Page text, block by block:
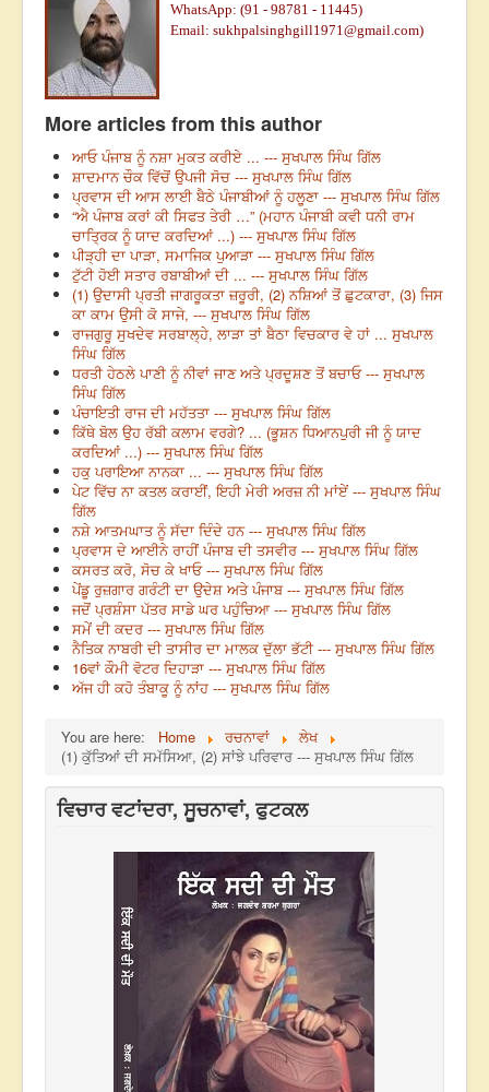
WhatsApp: (91 - 98781 - 11445)
Email: sukhpalsinghgill1971@gmail.com)
More articles from this author
ਆਓ ਪੰਜਾਬ ਨੂੰ ਨਸ਼ਾ ਮੁਕਤ ਕਰੀਏ ... --- ਸੁਖਪਾਲ ਸਿੰਘ ਗਿੱਲ
ਸ਼ਾਦਮਾਨ ਚੌਕ ਵਿੱਚੋਂ ਉਪਜੀ ਸੋਚ --- ਸੁਖਪਾਲ ਸਿੰਘ ਗਿੱਲ
ਪ੍ਰਵਾਸ ਦੀ ਆਸ ਲਾਈ ਬੈਠੇ ਪੰਜਾਬੀਆਂ ਨੂੰ ਹਲੂਣਾ --- ਸੁਖਪਾਲ ਸਿੰਘ ਗਿੱਲ
“ਐ ਪੰਜਾਬ ਕਰਾਂ ਕੀ ਸਿਫਤ ਤੇਰੀ …” (ਮਹਾਨ ਪੰਜਾਬੀ ਕਵੀ ਧਨੀ ਰਾਮ
ਚਾਤ੍ਰਿਕ ਨੂੰ ਯਾਦ ਕਰਦਿਆਂ ...) --- ਸੁਖਪਾਲ ਸਿੰਘ ਗਿੱਲ
ਪੀੜ੍ਹੀ ਦਾ ਪਾੜਾ, ਸਮਾਜਿਕ ਪੁਆੜਾ --- ਸੁਖਪਾਲ ਸਿੰਘ ਗਿੱਲ
ਟੁੱਟੀ ਹੋਈ ਸਤਾਰ ਰਬਾਬੀਆਂ ਦੀ ... --- ਸੁਖਪਾਲ ਸਿੰਘ ਗਿੱਲ
(1) ਉਦਾਸੀ ਪ੍ਰਤੀ ਜਾਗਰੂਕਤਾ ਜ਼ਰੂਰੀ, (2) ਨਸ਼ਿਆਂ ਤੋਂ ਛੁਟਕਾਰਾ, (3) ਜਿਸ
ਕਾ ਕਾਮ ਉਸੀ ਕੋ ਸਾਜੇ, --- ਸੁਖਪਾਲ ਸਿੰਘ ਗਿੱਲ
ਰਾਜਗੁਰੂ ਸੁਖਦੇਵ ਸਰਬਾਲ੍ਹੇ, ਲਾੜਾ ਤਾਂ ਬੈਠਾ ਵਿਚਕਾਰ ਵੇ ਹਾਂ ... ਸੁਖਪਾਲ
ਸਿੰਘ ਗਿੱਲ
ਧਰਤੀ ਹੇਠਲੇ ਪਾਣੀ ਨੂੰ ਨੀਵਾਂ ਜਾਣ ਅਤੇ ਪ੍ਰਦੂਸ਼ਣ ਤੋਂ ਬਚਾਓ --- ਸੁਖਪਾਲ
ਸਿੰਘ ਗਿੱਲ
ਪੰਚਾਇਤੀ ਰਾਜ ਦੀ ਮਹੱਤਤਾ --- ਸੁਖਪਾਲ ਸਿੰਘ ਗਿੱਲ
ਕਿੱਥੇ ਬੋਲ ਉਹ ਰੱਬੀ ਕਲਾਮ ਵਰਗੇ? ... (ਭੂਸ਼ਨ ਧਿਆਨਪੁਰੀ ਜੀ ਨੂੰ ਯਾਦ
ਕਰਦਿਆਂ ...) --- ਸੁਖਪਾਲ ਸਿੰਘ ਗਿੱਲ
ਹਕੁ ਪਰਾਇਆ ਨਾਨਕਾ ... --- ਸੁਖਪਾਲ ਸਿੰਘ ਗਿੱਲ
ਪੇਟ ਵਿੱਚ ਨਾ ਕਤਲ ਕਰਾਈਂ, ਇਹੀ ਮੇਰੀ ਅਰਜ਼ ਨੀ ਮਾਂਏਂ --- ਸੁਖਪਾਲ ਸਿੰਘ
ਗਿੱਲ
ਨਸ਼ੇ ਆਤਮਘਾਤ ਨੂੰ ਸੱਦਾ ਦਿੰਦੇ ਹਨ --- ਸੁਖਪਾਲ ਸਿੰਘ ਗਿੱਲ
ਪ੍ਰਵਾਸ ਦੇ ਆਈਨੇ ਰਾਹੀਂ ਪੰਜਾਬ ਦੀ ਤਸਵੀਰ --- ਸੁਖਪਾਲ ਸਿੰਘ ਗਿੱਲ
ਕਸਰਤ ਕਰੋ, ਸੋਚ ਕੇ ਖਾਓ --- ਸੁਖਪਾਲ ਸਿੰਘ ਗਿੱਲ
ਪੇਂਡੂ ਰੁਜ਼ਗਾਰ ਗਰੰਟੀ ਦਾ ਉਦੇਸ਼ ਅਤੇ ਪੰਜਾਬ --- ਸੁਖਪਾਲ ਸਿੰਘ ਗਿੱਲ
ਜਦੋਂ ਪ੍ਰਸ਼ੰਸਾ ਪੱਤਰ ਸਾਡੇ ਘਰ ਪਹੁੰਚਿਆ --- ਸੁਖਪਾਲ ਸਿੰਘ ਗਿੱਲ
ਸਮੇਂ ਦੀ ਕਦਰ --- ਸੁਖਪਾਲ ਸਿੰਘ ਗਿੱਲ
ਨੈਤਿਕ ਨਾਬਰੀ ਦੀ ਤਾਸੀਰ ਦਾ ਮਾਲਕ ਦੁੱਲਾ ਭੱਟੀ --- ਸੁਖਪਾਲ ਸਿੰਘ ਗਿੱਲ
16ਵਾਂ ਕੌਮੀ ਵੋਟਰ ਦਿਹਾੜਾ --- ਸੁਖਪਾਲ ਸਿੰਘ ਗਿੱਲ
ਅੱਜ ਹੀ ਕਹੋ ਤੰਬਾਕੂ ਨੂੰ ਨਾਂਹ --- ਸੁਖਪਾਲ ਸਿੰਘ ਗਿੱਲ
You are here: Home ਰਚਨਾਵਾਂ
ਲੇਖ
(1) ਕੁੱਤਿਆਂ ਦੀ ਸਮੱਸਿਆ, (2) ਸਾਂਝੇ ਪਰਿਵਾਰ --- ਸੁਖਪਾਲ ਸਿੰਘ ਗਿੱਲ
ਵਿਚਾਰ ਵਟਾਂਦਰਾ, ਸੂਚਨਾਵਾਂ, ਫੁਟਕਲ